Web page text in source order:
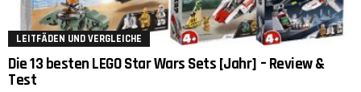
LEITFÄDEN UND VERGLEICHE
Die 13 besten LEGO Star Wars Sets [Jahr] – Review &
Test